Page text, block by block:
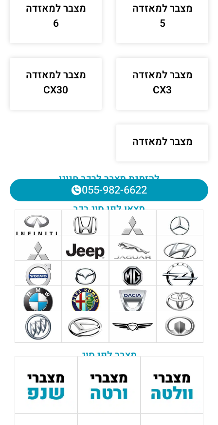
להזמנת מצבר לרכב חייגו
055-982-6622
מצאו לפי סוג רכב
מצבר לפי סוג
מצבר למאזדה
5
מצבר למאזדה
6
מצבר למאזדה
CX3
מצבר למאזדה
CX30
מצבר למאזדה